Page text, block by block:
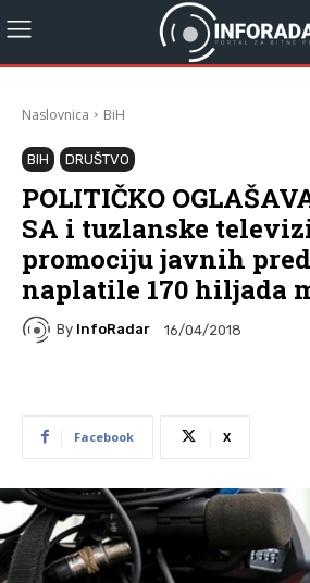
Naslovnica BiH
BIH DRUŠTVO
POLITIČKO
SA i tuzlanske
promociju javnih
naplatile 170 hiljada
By InfoRadar 16/04/2018
Facebook X